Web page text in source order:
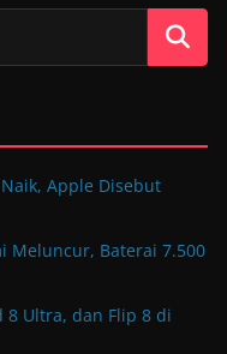
Apple Disebut
Meluncur, Baterai 7.500
8 Ultra, dan Flip 8 di